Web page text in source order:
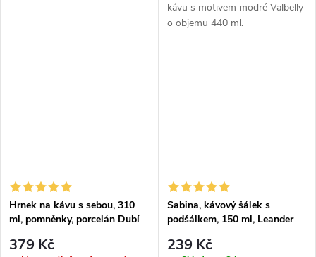
kávu s motivem modré Valbelly
o objemu 440 ml.
Hrnek na kávu s sebou, 310
ml, pomněnky, porcelán Dubí
379 Kč
Sabina, kávový šálek s
podšálkem, 150 ml, Leander
239 Kč